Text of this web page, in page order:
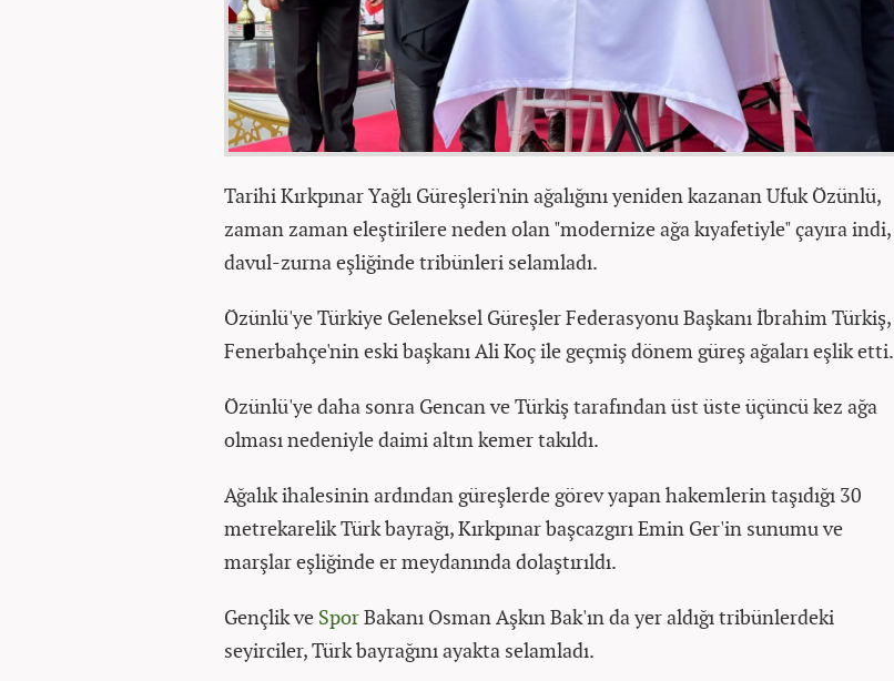
Tarihi Kırkpınar Yağlı Güreşleri'nin ağalığını yeniden kazanan Ufuk Özünlü,
zaman zaman eleştirilere neden olan "modernize ağa kıyafetiyle" çayıra indi,
davul-zurna eşliğinde tribünleri selamladı.
Özünlü'ye Türkiye Geleneksel Güreşler Federasyonu Başkanı İbrahim Türkiş,
Fenerbahçe'nin eski başkanı Ali Koç ile geçmiş dönem güreş ağaları eşlik etti.
Özünlü'ye daha sonra Gencan ve Türkiş tarafından üst üste üçüncü kez ağa
olması nedeniyle daimi altın kemer takıldı.
Ağalık ihalesinin ardından güreşlerde görev yapan hakemlerin taşıdığı 30
metrekarelik Türk bayrağı, Kırkpınar başcazgırı Emin Ger'in sunumu ve
marşlar eşliğinde er meydanında dolaştırıldı.
Gençlik ve SporBakanı Osman Aşkın Bak'ın da yer aldığı tribünlerdeki
seyirciler, Türk bayrağını ayakta selamladı.